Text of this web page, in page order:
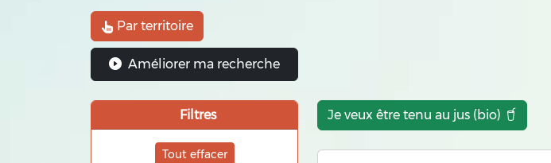
Par territoire
Améliorer ma recherche
Filtres
Tout effacer
Je veux être tenu au jus (bio)